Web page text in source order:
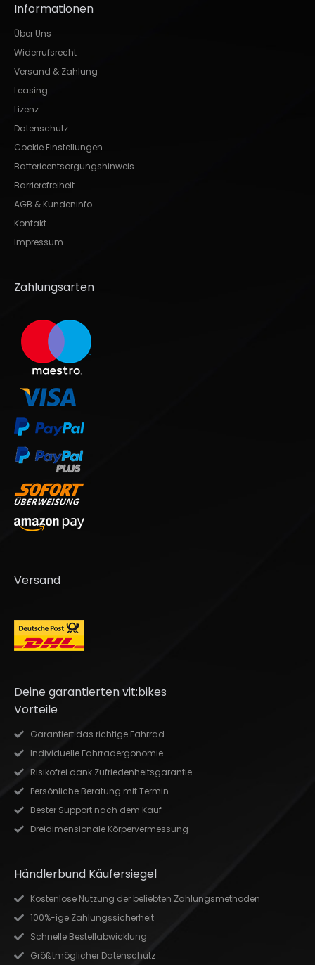
Informationen
Über Uns
Widerrufsrecht
Versand & Zahlung
Leasing
Lizenz
Datenschutz
Cookie Einstellungen
Batterieentsorgungshinweis
Barrierefreiheit
AGB & Kundeninfo
Kontakt
Impressum
Zahlungsarten
Versand
Deine garantierten vit:bikes
Vorteile
Garantiert das richtige Fahrrad
Individuelle Fahrradergonomie
Risikofrei dank Zufriedenheitsgarantie
Persönliche Beratung mit Termin
Bester Support nach dem Kauf
Dreidimensionale Körpervermessung
Händlerbund Käufersiegel
Kostenlose Nutzung der beliebten Zahlungsmethoden
100%-ige Zahlungssicherheit
Schnelle Bestellabwicklung
Größtmöglicher Datenschutz